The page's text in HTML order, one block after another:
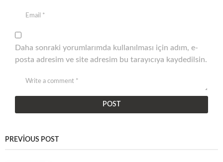
Daha sonraki yorumlarımda kullanılması için adım, e-
posta adresim ve site adresim bu tarayıcıya kaydedilsin.
PREVIOUS POST